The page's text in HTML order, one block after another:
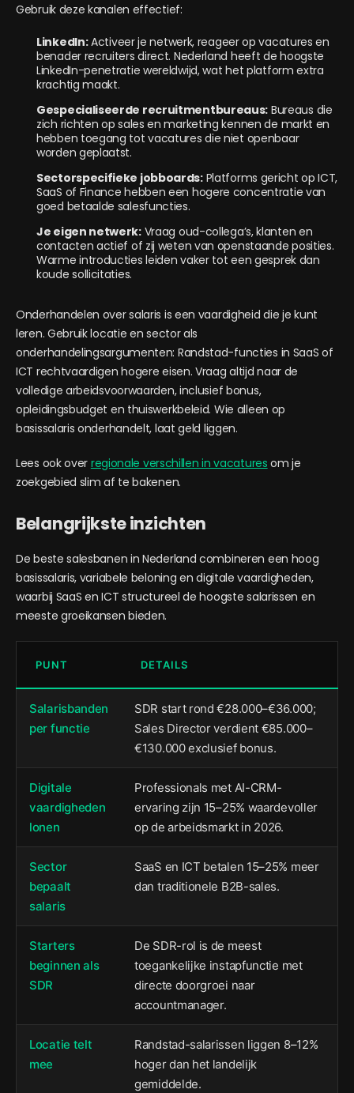
Gebruik deze kanalen effectief:
LinkedIn:Activeer je netwerk, reageer op vacatures en
benader recruiters direct. Nederland heeft de hoogste
LinkedIn-penetratie wereldwijd, wat het platform extra
krachtig maakt.
Gespecialiseerde recruitmentbureaus: Bureaus die
zich richten op sales en marketing kennen de markt en
hebben toegang tot vacatures die niet openbaar
worden geplaatst.
Sectorspecifieke jobboards:Platforms gericht op ICT,
SaaS of Finance hebben een hogere concentratie van
goed betaalde salesfuncties.
Je eigen netwerk:Vraag oud-collega’s, klanten en
contacten actief of zij weten van openstaande posities.
Warme introducties leiden vaker tot een gesprek dan
koude sollicitaties.
Onderhandelen over salaris is een vaardigheid die je kunt
leren. Gebruik locatie en sector als
onderhandelingsargumenten: Randstad-functies in SaaS of
ICT rechtvaardigen hogere eisen. Vraag altijd naar de
volledige arbeidsvoorwaarden, inclusief bonus,
opleidingsbudget en thuiswerkbeleid. Wie alleen op
basissalaris onderhandelt, laat geld liggen.
Lees ook over regionale verschillen in vacatures om je
zoekgebied slim af te bakenen.
Belangrijkste inzichten
De beste salesbanen in Nederland combineren een hoog
basissalaris, variabele beloning en digitale vaardigheden,
waarbij SaaS en ICT structureel de hoogste salarissen en
meeste groeikansen bieden.
PUNT DETAILS
Salarisbanden
per functie
SDR start rond €28.000–€36.000;
Sales Director verdient €85.000–
€130.000 exclusief bonus.
Digitale
vaardigheden
lonen
Professionals met AI-CRM-
ervaring zijn 15–25% waardevoller
op de arbeidsmarkt in 2026.
Sector
bepaalt
salaris
SaaS en ICT betalen 15–25% meer
dan traditionele B2B-sales.
Starters
beginnen als
SDR
De SDR-rol is de meest
toegankelijke instapfunctie met
directe doorgroei naar
accountmanager.
Locatie telt
mee
Randstad-salarissen liggen 8–12%
hoger dan het landelijk
gemiddelde.